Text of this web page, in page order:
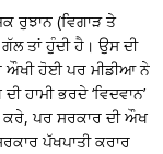
ਰੁਝਾਨ (ਵਿਗਾੜ ਤੇ
ਤਾਂ ਹੁੰਦੀ ਹੈ। ਉਸ ਦੀ
ਔਖੀ ਹੋਈ ਪਰ ਮੀਡੀਆ ਨੇ
ਹਾਮੀ ਭਰਦੇ ‘ਵਿਦਵਾਨ’
ਪਰ ਸਰਕਾਰ ਦੀ ਔਖ
ਪੱਖਪਾਤੀ ਕਰਾਰ